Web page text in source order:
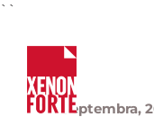
``
22. Septembra,